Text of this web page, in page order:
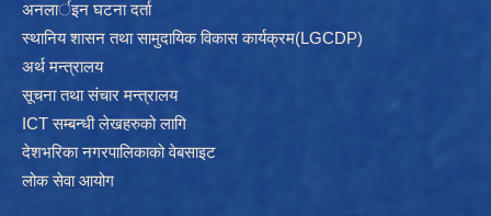
अनलार्इन घटना दर्ता
स्थानिय शासन तथा सामुदायिक विकास कार्यक्रम(LGCDP)
अर्थ मन्त्रालय
सूचना तथा संचार मन्त्रालय
ICT सम्बन्धी लेखहरुको लागि
देशभरिका नगरपालिकाको वेबसाइट
लोक सेवा आयोग